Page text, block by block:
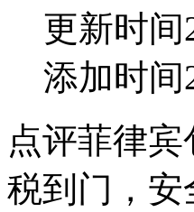
更新时间
添加时间
点评菲律
税到门，安